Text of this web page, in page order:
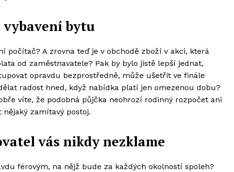
vybavení bytu
počítač? A zrovna teď je v obchodě zboží v akci, která
od zaměstnavatele? Pak by bylo jistě lepší jednat,
opravdu bezprostředně, může ušetřit ve finále
radost hned, když nabídka platí jen omezenou dobu?
víte, že podobná půjčka neohrozí rodinný rozpočet ani
zamítavý postoj.
vás nikdy nezklame
férovým, na nějž bude za každých okolností spoleh?